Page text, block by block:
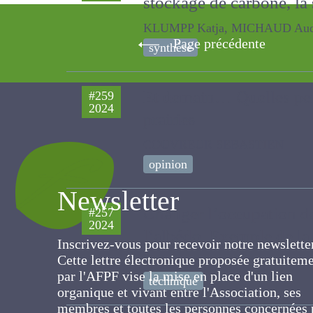
KLUMPP Katja, MICHAUD Audrey,
synthèse
#259
2024
opinion
#257
2024
Changer l’occupation
à l’albédo. Exemple de
MISCHLER PIERRE
technique
Page précédente
Newsletter
Inscrivez-vous pour recevoir notre
Cette lettre électronique proposée
gratuitement par l'AFPF vise la mise en
d'un lien organique et vivant entre
l'Association, ses membres et toutes les